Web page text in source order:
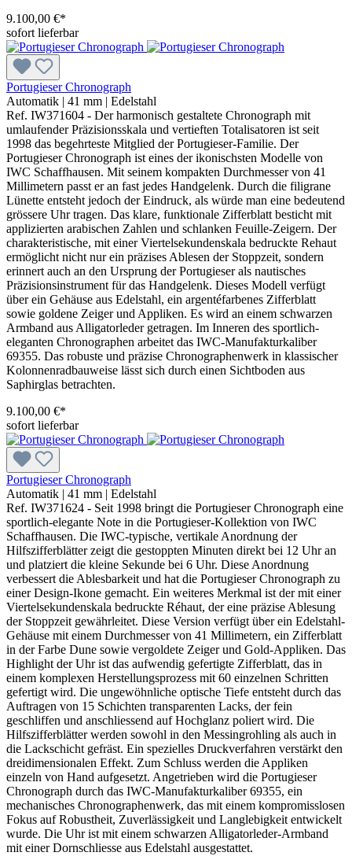
9.100,00 €*
sofort lieferbar
Portugieser Chronograph
Automatik | 41 mm | Edelstahl
Ref. IW371604 - Der harmonisch gestaltete Chronograph mit
umlaufender Präzisionsskala und vertieften Totalisatoren ist seit
1998 das begehrteste Mitglied der Portugieser-Familie. Der
Portugieser Chronograph ist eines der ikonischsten Modelle von
IWC Schaffhausen. Mit seinem kompakten Durchmesser von 41
Millimetern passt er an fast jedes Handgelenk. Durch die filigrane
Lünette entsteht jedoch der Eindruck, als würde man eine bedeutend
grössere Uhr tragen. Das klare, funktionale Zifferblatt besticht mit
applizierten arabischen Zahlen und schlanken Feuille-Zeigern. Der
charakteristische, mit einer Viertelsekundenskala bedruckte Rehaut
ermöglicht nicht nur ein präzises Ablesen der Stoppzeit, sondern
erinnert auch an den Ursprung der Portugieser als nautisches
Präzisionsinstrument für das Handgelenk. Dieses Modell verfügt
über ein Gehäuse aus Edelstahl, ein argentéfarbenes Zifferblatt
sowie goldene Zeiger und Appliken. Es wird an einem schwarzen
Armband aus Alligatorleder getragen. Im Inneren des sportlich-
eleganten Chronographen arbeitet das IWC-Manufakturkaliber
69355. Das robuste und präzise Chronographenwerk in klassischer
Kolonnenradbauweise lässt sich durch einen Sichtboden aus
Saphirglas betrachten.
9.100,00 €*
sofort lieferbar
Portugieser Chronograph
Automatik | 41 mm | Edelstahl
Ref. IW371624 - Seit 1998 bringt die Portugieser Chronograph eine
sportlich-elegante Note in die Portugieser-Kollektion von IWC
Schaffhausen. Die IWC-typische, vertikale Anordnung der
Hilfszifferblätter zeigt die gestoppten Minuten direkt bei 12 Uhr an
und platziert die kleine Sekunde bei 6 Uhr. Diese Anordnung
verbessert die Ablesbarkeit und hat die Portugieser Chronograph zu
einer Design-Ikone gemacht. Ein weiteres Merkmal ist der mit einer
Viertelsekundenskala bedruckte Réhaut, der eine präzise Ablesung
der Stoppzeit gewährleitet. Diese Version verfügt über ein Edelstahl-
Gehäuse mit einem Durchmesser von 41 Millimetern, ein Zifferblatt
in der Farbe Dune sowie vergoldete Zeiger und Gold-Appliken. Das
Highlight der Uhr ist das aufwendig gefertigte Zifferblatt, das in
einem komplexen Herstellungsprozess mit 60 einzelnen Schritten
gefertigt wird. Die ungewöhnliche optische Tiefe entsteht durch das
Auftragen von 15 Schichten transparenten Lacks, der fein
geschliffen und anschliessend auf Hochglanz poliert wird. Die
Hilfszifferblätter werden sowohl in den Messingrohling als auch in
die Lackschicht gefräst. Ein spezielles Druckverfahren verstärkt den
dreidimensionalen Effekt. Zum Schluss werden die Appliken
einzeln von Hand aufgesetzt. Angetrieben wird die Portugieser
Chronograph durch das IWC-Manufakturkaliber 69355, ein
mechanisches Chronographenwerk, das mit einem kompromisslosen
Fokus auf Robustheit, Zuverlässigkeit und Langlebigkeit entwickelt
wurde. Die Uhr ist mit einem schwarzen Alligatorleder-Armband
mit einer Dornschliesse aus Edelstahl ausgestattet.